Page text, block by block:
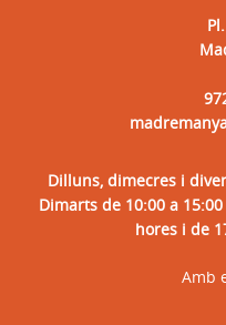
Dilluns, dimecres i
Dimarts de 10:00 a
hores i de
Amb